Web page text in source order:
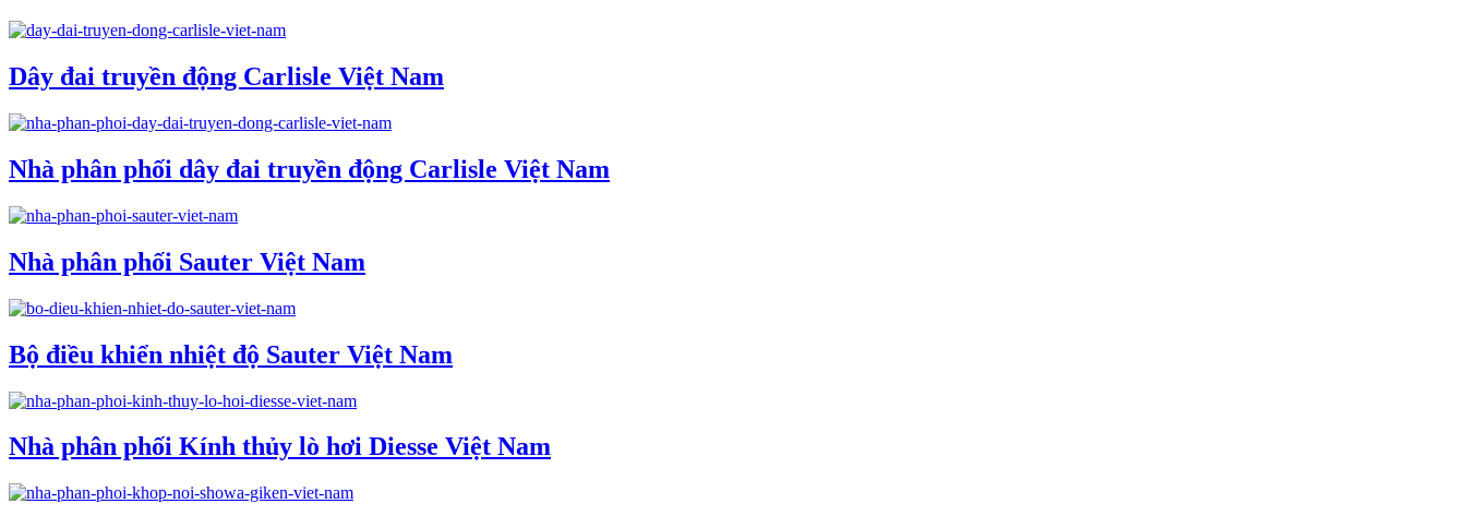
Dây đai truyền động Carlisle Việt Nam
Nhà phân phối dây đai truyền động Carlisle Việt Nam
Nhà phân phối Sauter Việt Nam
Bộ điều khiển nhiệt độ Sauter Việt Nam
Nhà phân phối Kính thủy lò hơi Diesse Việt Nam